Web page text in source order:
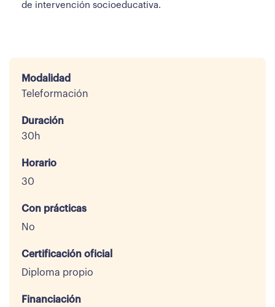
de intervención socioeducativa.
Modalidad
Teleformación
Duración
30h
Horario
30
Con prácticas
No
Certificación oficial
Diploma propio
Financiación